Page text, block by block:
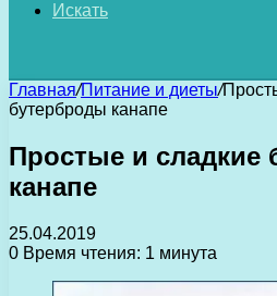
Искать
Главная/Питание и диеты/
бутерброды канапе
Простые и сладкие
канапе
25.04.2019
0 Время чтения: 1 минута